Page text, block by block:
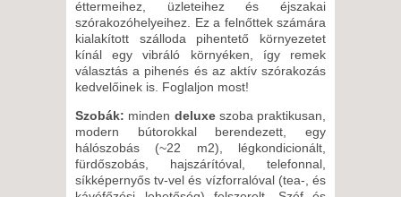
-
8 NAP / 7 ÉJSZAKA
2026. SZEPTEMBER 11.,
PÉNTEK -
8 NAP / 7 ÉJSZAKA
2026. SZEPTEMBER 13.,
VASÁRNAP -
15 NAP / 14 ÉJSZAKA
2026. SZEPTEMBER 14.,
éttermeihez, üzleteihez és éjszakai
szórakozóhelyeihez. Ez a felnőttek számára
kialakított szálloda pihentető környezetet
kínál egy vibráló környéken, így remek
választás a pihenés és az aktív szórakozás
kedvelőinek is. Foglaljon most!
Szobák: minden deluxe szoba praktikusan,
modern bútorokkal berendezett, egy
hálószobás (~22 m2), légkondicionált,
fürdőszobás, hajszárítóval, telefonnal,
síkképernyős tv-vel és vízforralóval (tea-, és